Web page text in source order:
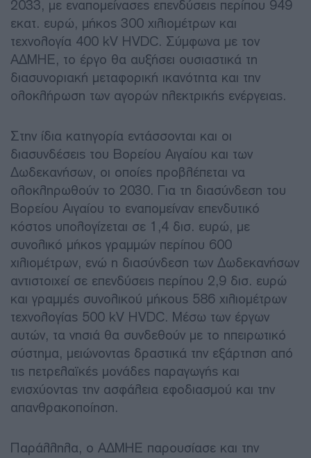
2033, με εναπομείνασες επενδύσεις περίπου 949
εκατ. ευρώ, μήκος 300 χιλιομέτρων και
τεχνολογία 400 kV HVDC. Σύμφωνα με τον
ΑΔΜΗΕ, το έργο θα αυξήσει ουσιαστικά τη
διασυνοριακή μεταφορική ικανότητα και την
ολοκλήρωση των αγορών ηλεκτρικής ενέργειας.
Στην ίδια κατηγορία εντάσσονται και οι
διασυνδέσεις του Βορείου Αιγαίου και των
Δωδεκανήσων, οι οποίες προβλέπεται να
ολοκληρωθούν το 2030. Για τη διασύνδεση του
Βορείου Αιγαίου το εναπομείναν επενδυτικό
κόστος υπολογίζεται σε 1,4 δισ. ευρώ, με
συνολικό μήκος γραμμών περίπου 600
χιλιομέτρων, ενώ η διασύνδεση των Δωδεκανήσων
αντιστοιχεί σε επενδύσεις περίπου 2,9 δισ. ευρώ
και γραμμές συνολικού μήκους 586 χιλιομέτρων
τεχνολογίας 500 kV HVDC. Μέσω των έργων
αυτών, τα νησιά θα συνδεθούν με το ηπειρωτικό
σύστημα, μειώνοντας δραστικά την εξάρτηση από
τις πετρελαϊκές μονάδες παραγωγής και
ενισχύοντας την ασφάλεια εφοδιασμού και την
απανθρακοποίηση.
Παράλληλα, ο ΑΔΜΗΕ παρουσίασε και την